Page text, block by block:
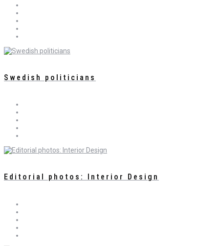
Swedish politicians
Editorial photos: Interior Design